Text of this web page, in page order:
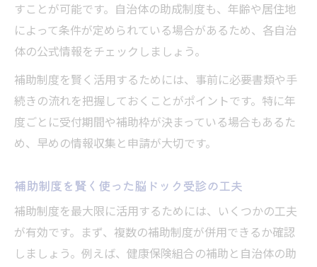
すことが可能です。自治体の助成制度も、年齢や居住地
によって条件が定められている場合があるため、各自治
体の公式情報をチェックしましょう。
補助制度を賢く活用するためには、事前に必要書類や手
続きの流れを把握しておくことがポイントです。特に年
度ごとに受付期間や補助枠が決まっている場合もあるた
め、早めの情報収集と申請が大切です。
補助制度を賢く使った脳ドック受診の工夫
補助制度を最大限に活用するためには、いくつかの工夫
が有効です。まず、複数の補助制度が併用できるか確認
しましょう。例えば、健康保険組合の補助と自治体の助